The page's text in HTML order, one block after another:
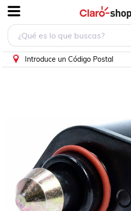
Introduce un Código Postal